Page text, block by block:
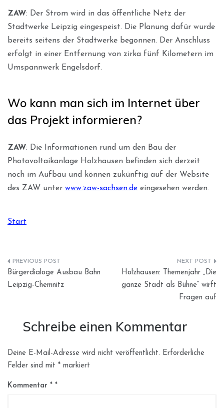
ZAW: Der Strom wird in das öffentliche Netz der
Stadtwerke Leipzig eingespeist. Die Planung dafür wurde
bereits seitens der Stadtwerke begonnen. Der Anschluss
erfolgt in einer Entfernung von zirka fünf Kilometern im
Umspannwerk Engelsdorf.
Wo kann man sich im Internet über
das Projekt informieren?
ZAW: Die Informationen rund um den Bau der
Photovoltaikanlage Holzhausen befinden sich derzeit
noch im Aufbau und können zukünftig auf der Website
des ZAW unter www.zaw-sachsen.de eingesehen werden.
Start
Beitragsnavigation
Bürgerdialoge Ausbau Bahn
Leipzig-Chemnitz
Holzhausen: Themenjahr „Die
ganze Stadt als Bühne“ wirft
Fragen auf
Schreibe einen Kommentar
Deine E-Mail-Adresse wird nicht veröffentlicht. Erforderliche
Felder sind mit * markiert
Kommentar *